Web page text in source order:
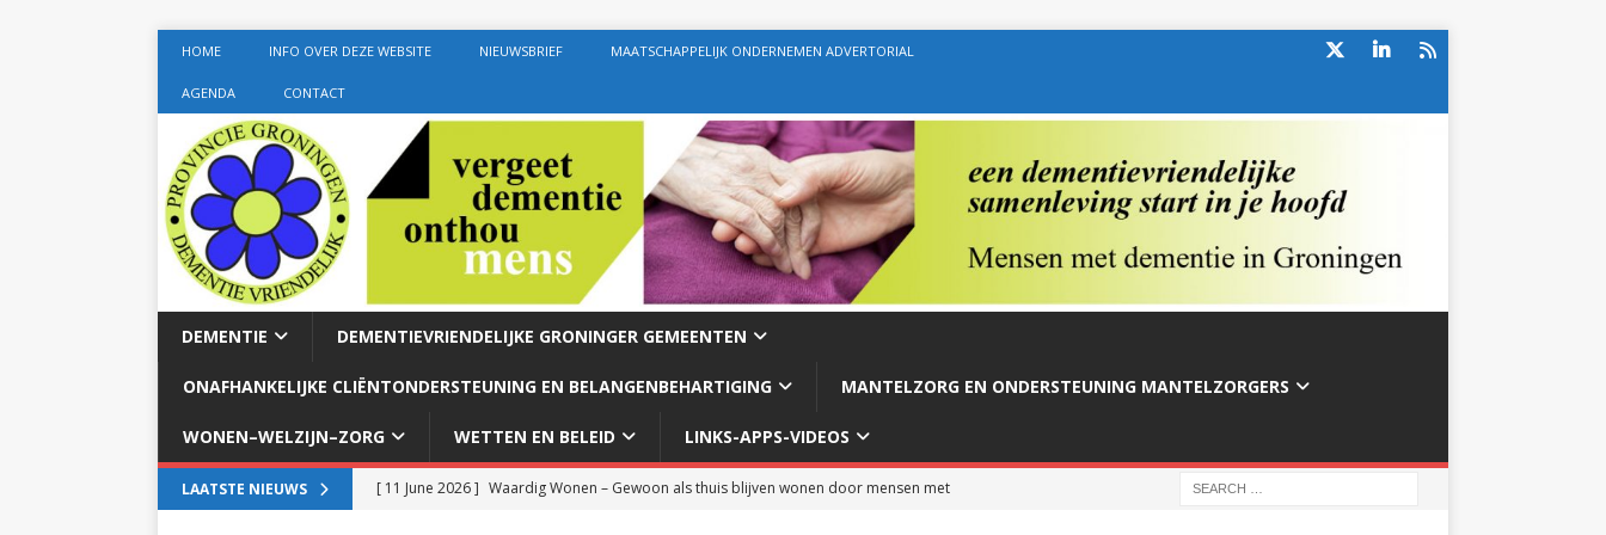
HOME INFO OVER DEZE WEBSITE NIEUWSBRIEF MAATSCHAPPELIJK ONDERNEMEN ADVERTORIAL
AGENDA CONTACT
DEMENTIE DEMENTIEVRIENDELIJKE GRONINGER GEMEENTEN
ONAFHANKELIJKE CLIËNTONDERSTEUNING EN BELANGENBEHARTIGING MANTELZORG EN ONDERSTEUNING MANTELZORGERS
WONEN–WELZIJN–ZORG WETTEN EN BELEID LINKS-APPS-VIDEOS
LAATSTE NIEUWS [ 11 June 2026 ] Waardig Wonen – Gewoon als thuis blijven wonen door mensen met